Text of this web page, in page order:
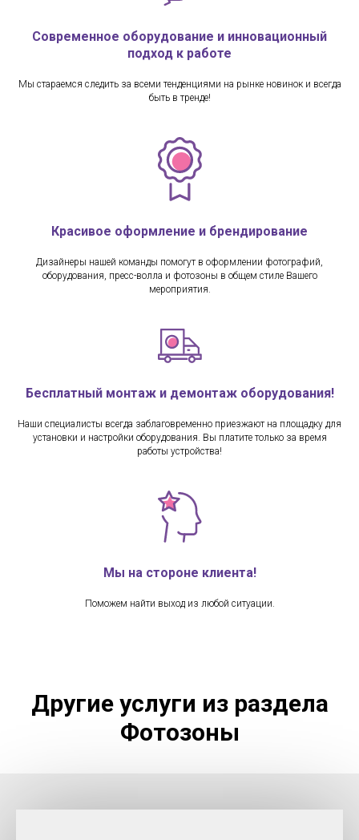
Современное оборудование и инновационный
подход к работе
Мы стараемся следить за всеми тенденциями на рынке новинок и всегда
быть в тренде!
Красивое оформление и брендирование
Дизайнеры нашей команды помогут в оформлении фотографий,
оборудования, пресс-волла и фотозоны в общем стиле Вашего
мероприятия.
Бесплатный монтаж и демонтаж оборудования!
Наши специалисты всегда заблаговременно приезжают на площадку для
установки и настройки оборудования. Вы платите только за время
работы устройства!
Мы на стороне клиента!
Поможем найти выход из любой ситуации.
Другие услуги из раздела
Фотозоны